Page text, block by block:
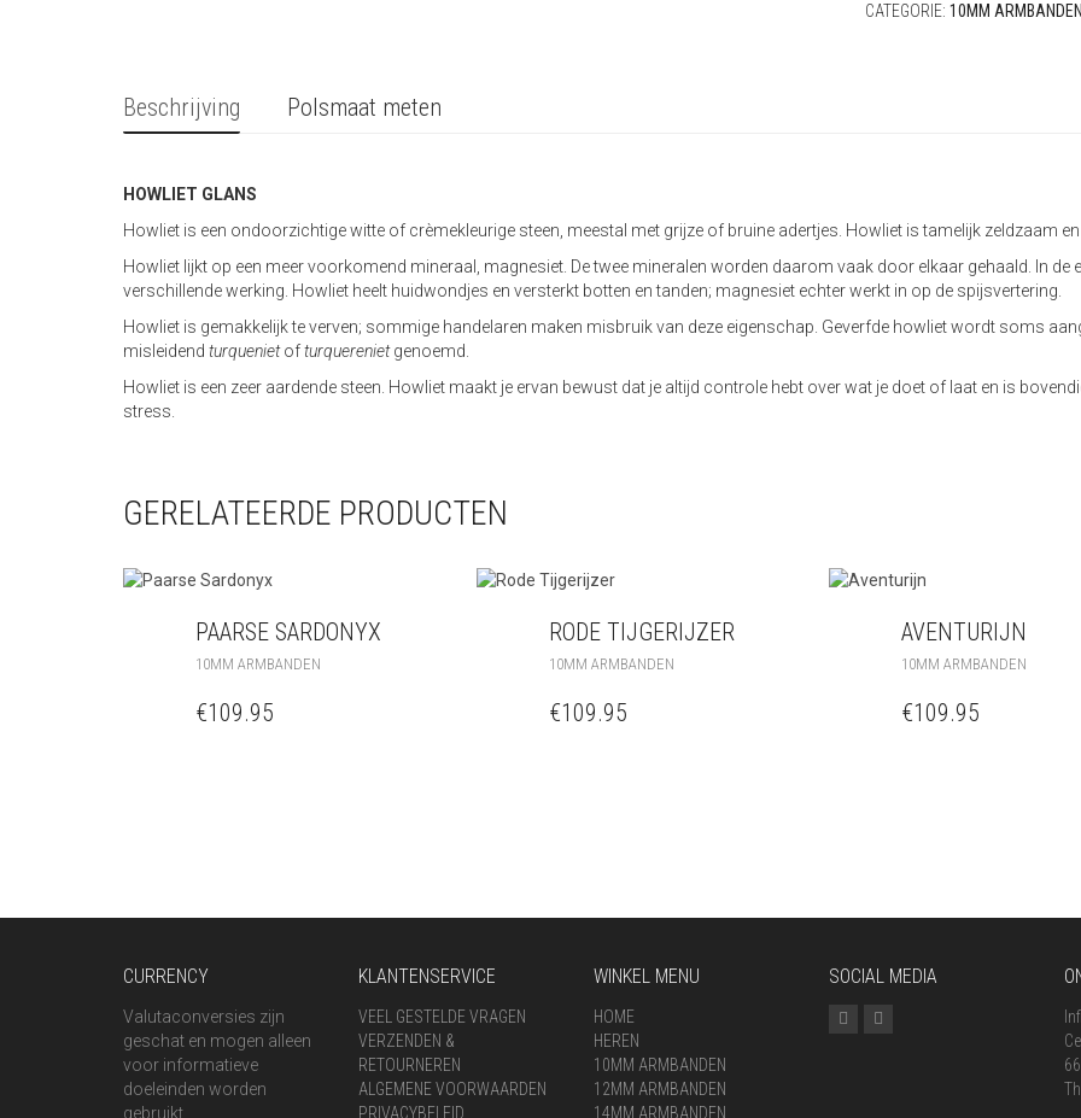
CATEGORIE: 10MM ARMBANDEN
Beschrijving Polsmaat meten
HOWLIET GLANS
Howliet is een ondoorzichtige witte of crèmekleurige steen, meestal met grijze of bruine adertjes. Howliet is tamelijk zeldzaam
Howliet lijkt op een meer voorkomend mineraal, magnesiet. De twee mineralen worden daarom vaak door elkaar gehaald. In de
verschillende werking. Howliet heelt huidwondjes en versterkt botten en tanden; magnesiet echter werkt in op de spijsvertering.
Howliet is gemakkelijk te verven; sommige handelaren maken misbruik van deze eigenschap. Geverfde howliet wordt soms
misleidend turquenietofturquerenietgenoemd.
Howliet is een zeer aardende steen. Howliet maakt je ervan bewust dat je altijd controle hebt over wat je doet of laat en is
stress.
GERELATEERDE PRODUCTEN
PAARSE SARDONYX
10MM ARMBANDEN
€109.95
RODE TIJGERIJZER
10MM ARMBANDEN
€109.95
AVENTURIJN
10MM ARMBANDEN
€109.95
CURRENCY
Valutaconversies zijn
geschat en mogen alleen
voor informatieve
doeleinden worden
gebruikt.
KLANTENSERVICE
VEEL GESTELDE VRAGEN
VERZENDEN &
RETOURNEREN
ALGEMENE VOORWAARDEN
PRIVACYBELEID
WINKEL MENU
HOME
HEREN
10MM ARMBANDEN
12MM ARMBANDEN
14MM ARMBANDEN
SOCIAL MEDIA